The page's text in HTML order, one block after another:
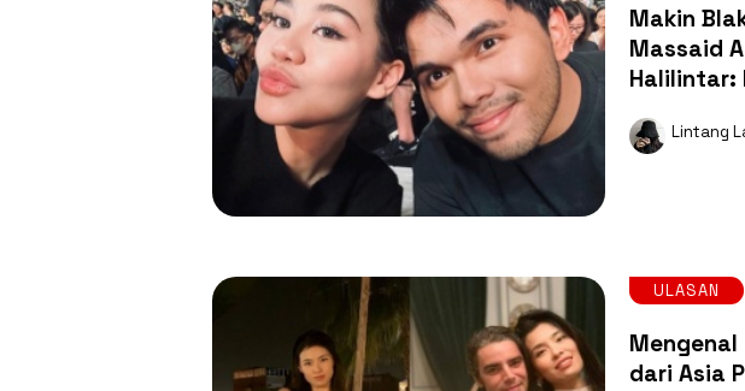
Makin
Massaid
Halilintar:
Lintang
ULASAN
Mengenal
dari Asia